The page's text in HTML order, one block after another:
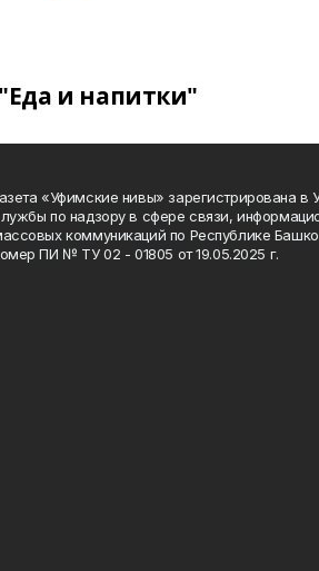
и напитки"
«Уфимские нивы» зарегистрирована в
по надзору в сфере связи,
коммуникаций по Республике
ПИ № ТУ 02 - 01805 от 19.05.2025 г.